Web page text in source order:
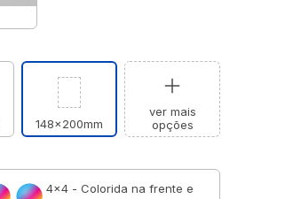
148x200mm
ver mais
opções
4×4 - Colorida na frente e